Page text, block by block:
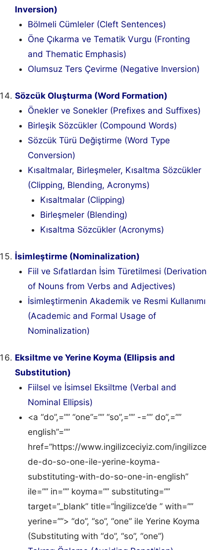
Inversion)
Bölmeli Cümleler (Cleft Sentences)
Öne Çıkarma ve Tematik Vurgu (Fronting
and Thematic Emphasis)
Olumsuz Ters Çevirme (Negative Inversion)
Sözcük Oluşturma (Word Formation)
Önekler ve Sonekler (Prefixes and Suffixes)
Birleşik Sözcükler (Compound Words)
Sözcük Türü Değiştirme (Word Type
Conversion)
Kısaltmalar, Birleşmeler, Kısaltma Sözcükler
(Clipping, Blending, Acronyms)
Kısaltmalar (Clipping)
Birleşmeler (Blending)
Kısaltma Sözcükler (Acronyms)
İsimleştirme (Nominalization)
Fiil ve Sıfatlardan İsim Türetilmesi (Derivation
of Nouns from Verbs and Adjectives)
İsimleştirmenin Akademik ve Resmi Kullanımı
(Academic and Formal Usage of
Nominalization)
Eksiltme ve Yerine Koyma (Ellipsis and
Substitution)
Fiilsel ve İsimsel Eksiltme (Verbal and
Nominal Ellipsis)
<a “do”,=”” “one”=”” “so”,=”” -=”” do”,=””
english”=””
href=”https://www.ingilizceciyiz.com/ingilizce
de-do-so-one-ile-yerine-koyma-
substituting-with-do-so-one-in-english”
ile=”” in=”” koyma=”” substituting=””
target=”_blank” title=”İngilizce’de ” with=””
yerine=””> “do”, “so”, “one” ile Yerine Koyma
(Substituting with “do”, “so”, “one”)